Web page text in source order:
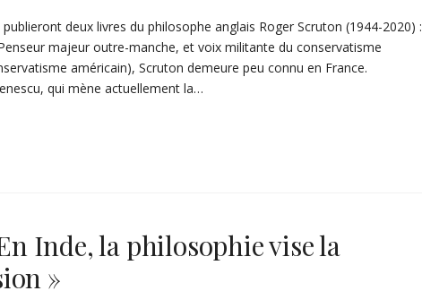
deux livres du philosophe anglais Roger Scruton (1944-2020) :
majeur outre-manche, et voix militante du conservatisme
américain), Scruton demeure peu connu en France.
qui mène actuellement la…
Inde, la philosophie vise la
»